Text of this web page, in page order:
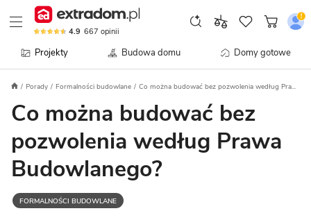
4.9 667 opinii
Projekty Budowa domu Domy gotowe
Porady Formalności budowlane Co można budować bez pozwolenia według Pra...
Co można budować bez
pozwolenia według Prawa
Budowlanego?
FORMALNOŚCI BUDOWLANE